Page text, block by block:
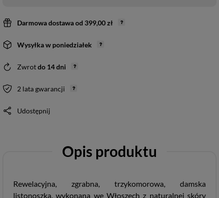
Darmowa dostawaod 399,00 zł
Wysyłkaw poniedziałek
Zwrotdo 14dni
2 lata gwarancji
Udostępnij
Opis produktu
Rewelacyjna, zgrabna, trzykomorowa, damska
listonoszka, wykonana we Włoszech z naturalnej skóry